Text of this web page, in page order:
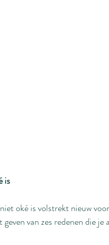
is
oké is volstrekt nieuw
van zes redenen die